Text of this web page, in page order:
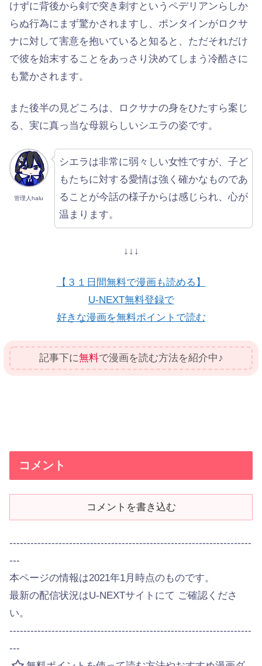
けずに背後から剣で突き刺すというペデリアンらしか
らぬ行為にまず驚かされますし、ポンタインがロクサ
ナに対して害意を抱いていると知ると、ただそれだけ
で彼を始末することをあっさり決めてしまう冷酷さに
も驚かされます。
また後半の見どころは、ロクサナの身をひたすら案じ
る、実に真っ当な母親らしいシエラの姿です。
管理人halu
シエラは非常に弱々しい女性ですが、子ど
もたちに対する愛情は強く確かなものであ
ることが今話の様子からは感じられ、心が
温まります。
↓↓↓
【３１日間無料で漫画も読める】
U-NEXT無料登録で
好きな漫画を無料ポイントで読む
記事下に無料で漫画を読む方法を紹介中♪
コメント
コメントを書き込む
---------------------------------------------------------------------
---
本ページの情報は2021年1月時点のものです。
最新の配信状況はU-NEXTサイトにて ご確認くださ
い。
---------------------------------------------------------------------
---